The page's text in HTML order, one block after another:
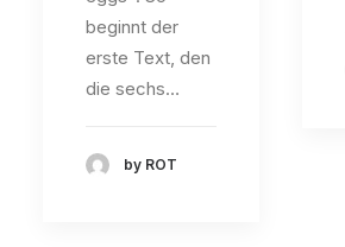
beginnt der
erste Text, den
die sechs…
by ROT